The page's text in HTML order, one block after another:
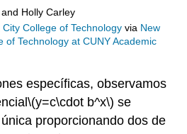
Holly Carley
City College of Technology via New
of Technology at CUNY Academic
específicas, observamos
\(y=c\cdot b^x\) se
proporcionando dos de